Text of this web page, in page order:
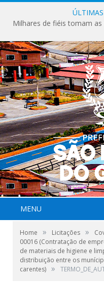
MENU
Home » Licitações »
00016 (Contratação de
de materiais de higiene e
distribuição entre os
carentes) »